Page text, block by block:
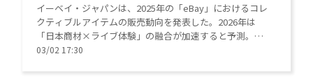
イーベイ・ジャパンは、2025年の「eBay」におけるコレ
クティブルアイテムの販売動向を発表した。2026年は
「日本商材×ライブ体験」の融合が加速すると予測。ポ
ケモン30周年という節目も控え、さらなる市場拡大に期
03/02 17:30